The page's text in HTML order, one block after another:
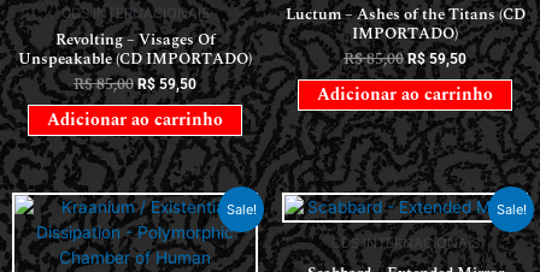
CDS INTERNACIONAIS
Revolting – Visages Of
Unspeakable (CD IMPORTADO)
R$85,00 R$59,50
Adicionar ao carrinho
Luctum – Ashes of the Titans (CD
IMPORTADO)
R$85,00 R$59,50
Adicionar ao carrinho
Sale! Sale!
CDS INTERNACIONAIS